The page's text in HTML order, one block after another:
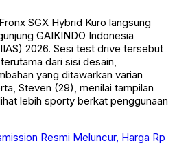
SGX Hybrid Kuro langsung
GAIKINDO Indonesia
2026. Sesi test drive tersebut
dari sisi desain,
yang ditawarkan varian
Steven (29), menilai tampilan
lebih sporty berkat penggunaan